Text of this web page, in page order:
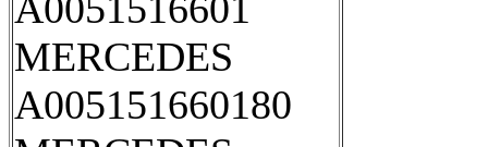
MERCEDES
A005151660180